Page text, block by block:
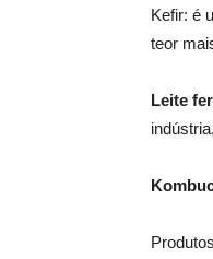
Kefir: é
teor
Leite